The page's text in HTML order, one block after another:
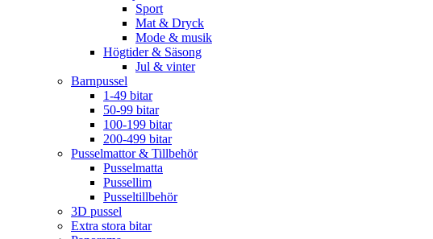
Sport
Mat & Dryck
Mode & musik
Högtider & Säsong
Jul & vinter
Barnpussel
1-49 bitar
50-99 bitar
100-199 bitar
200-499 bitar
Pusselmattor & Tillbehör
Pusselmatta
Pussellim
Pusseltillbehör
3D pussel
Extra stora bitar